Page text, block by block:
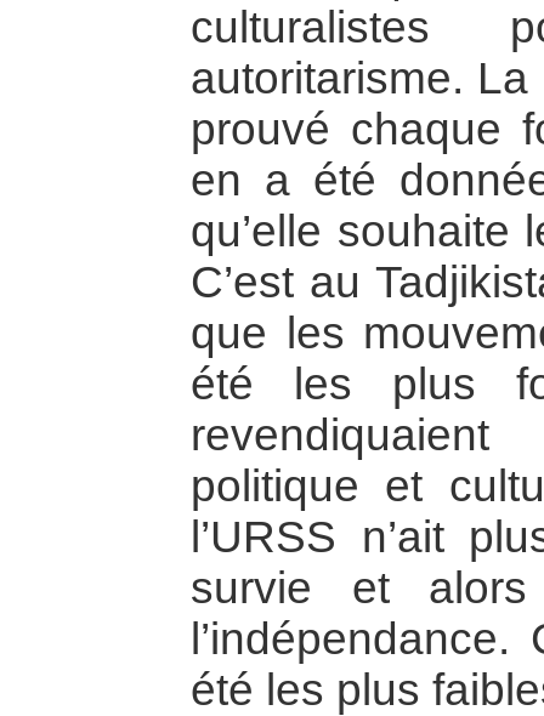
culturalistes
autoritarisme.
prouvé chaque
en a été
qu’elle souhaite
C’est au
que les
été les plus
politique et
l’URSS n’ait
survie et
été les plus